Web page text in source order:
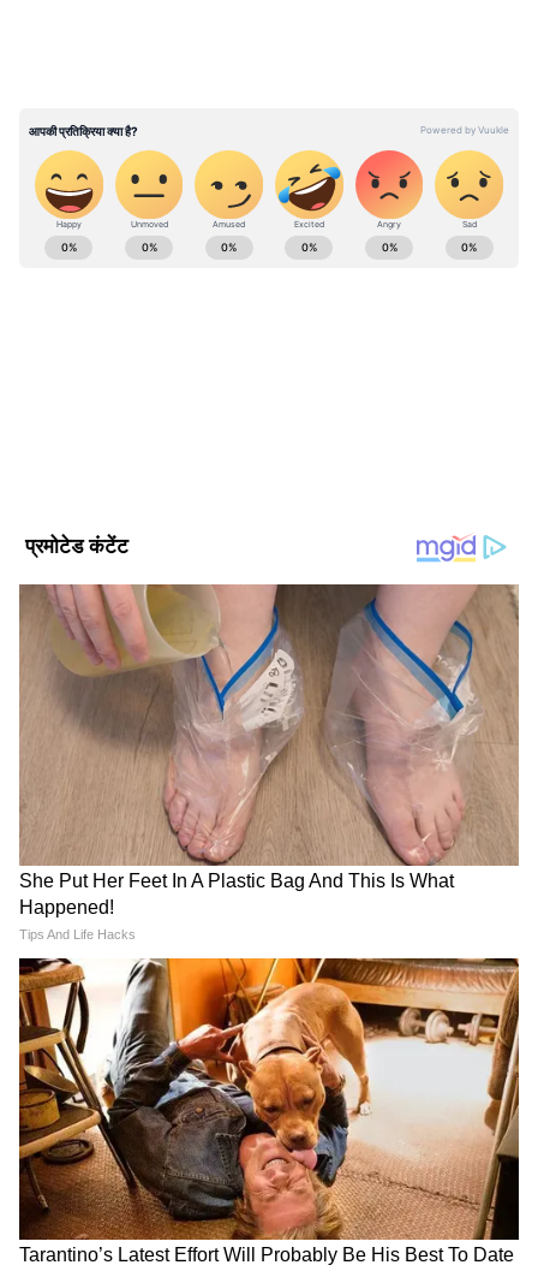
अटूट समर्थन को भी स्वीकार किया। (एएनआई)
(Except for the headline, this story has
not been edited by Asianetnews Editorial
staff and is published from a syndicated
feed.)
ABOUT THE AUTHOR
DOWNLOAD APP
National News (नेशनल न्यूज़) - Get latest India
News (राष्ट्रीय समाचार) and breaking Hindi News
headlines from India on Asianet News Hindi.